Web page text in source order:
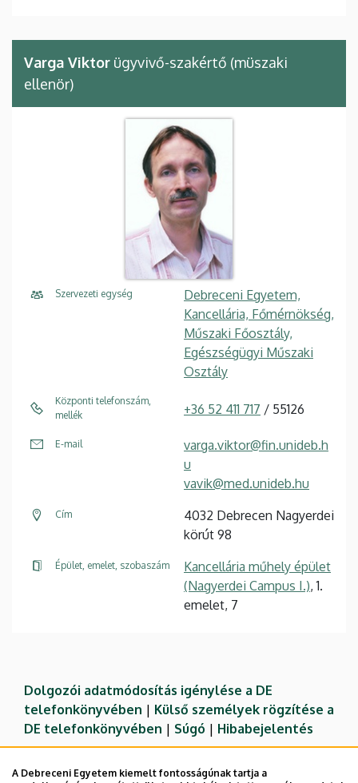
Varga Viktor ügyvivő-szakértő (müszaki
ellenör)
Szervezeti egység
Debreceni Egyetem,
Kancellária, Főmérnökség,
Műszaki Főosztály,
Egészségügyi Műszaki
Osztály
Központi telefonszám,
mellék
+36 52 411 717 / 55126
E-mail
varga.viktor@fin.unideb.h
u
vavik@med.unideb.hu
Cím
4032 Debrecen Nagyerdei
körút 98
Épület, emelet, szobaszám
Kancellária műhely épület
(Nagyerdei Campus I.), 1.
emelet, 7
Dolgozói adatmódosítás igénylése a DE
telefonkönyvében | Külső személyek rögzítése a
DE telefonkönyvében | Súgó | Hibabejelentés
A Debreceni Egyetem kiemelt fontosságúnak tartja a